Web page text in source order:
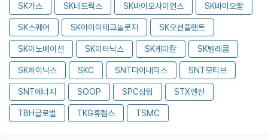
SK가스 SK네트웍스 SK바이오사이언스 SK바이오팜
SK스퀘어 SK아이이테크놀로지 SK오션플랜트
SK이노베이션 SK이터닉스 SK케미칼 SK텔레콤
SK하이닉스 SKC SNT다이내믹스 SNT모티브
SNT에너지 SOOP SPC삼립 STX엔진
TBH글로벌 TKG휴켐스 TSMC